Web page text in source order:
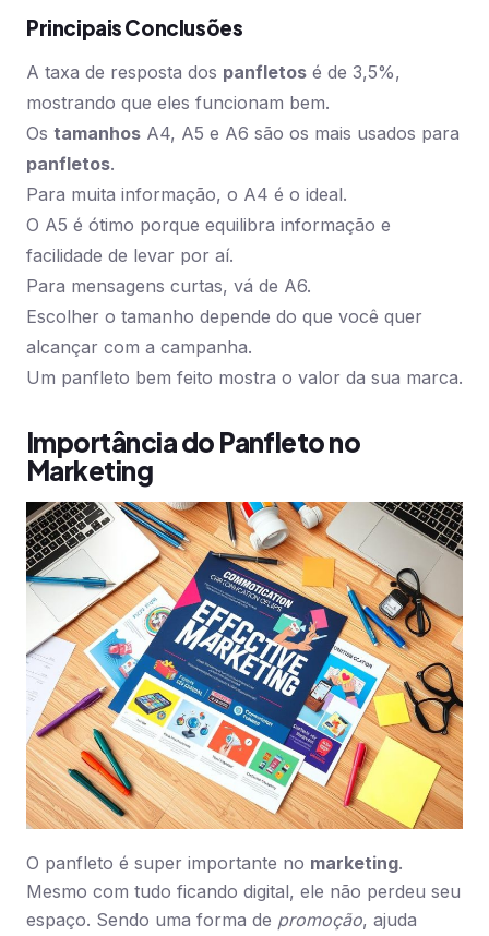
Principais Conclusões
A taxa de resposta dos panfletos é de 3,5%,
mostrando que eles funcionam bem.
Os tamanhos A4, A5 e A6 são os mais usados para
panfletos.
Para muita informação, o A4 é o ideal.
O A5 é ótimo porque equilibra informação e
facilidade de levar por aí.
Para mensagens curtas, vá de A6.
Escolher o tamanho depende do que você quer
alcançar com a campanha.
Um panfleto bem feito mostra o valor da sua marca.
Importância do Panfleto no
Marketing
O panfleto é super importante no marketing.
Mesmo com tudo ficando digital, ele não perdeu seu
espaço. Sendo uma forma de promoção, ajuda